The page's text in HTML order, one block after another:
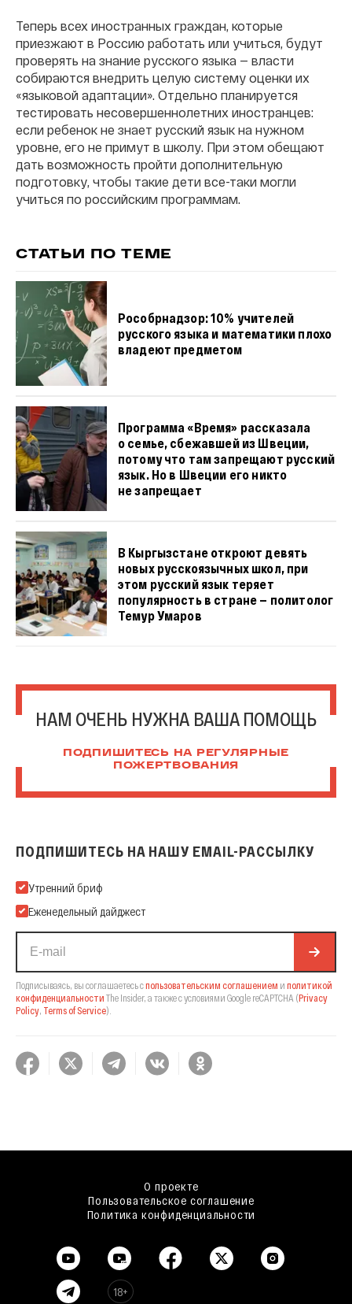
Теперь всех иностранных граждан, которые
приезжают в Россию работать или учиться, будут
проверять на знание русского языка — власти
собираются внедрить целую систему оценки их
«языковой адаптации». Отдельно планируется
тестировать несовершеннолетних иностранцев:
если ребенок не знает русский язык на нужном
уровне, его не примут в школу. При этом обещают
дать возможность пройти дополнительную
подготовку, чтобы такие дети все-таки могли
учиться по российским программам.
СТАТЬИ ПО ТЕМЕ
Рособрнадзор: 10% учителей
русского языка и математики плохо
владеют предметом
Программа «Время» рассказала
о семье, сбежавшей из Швеции,
потому что там запрещают русский
язык. Но в Швеции его никто
не запрещает
В Кыргызстане откроют девять
новых русскоязычных школ, при
этом русский язык теряет
популярность в стране — политолог
Темур Умаров
НАМ ОЧЕНЬ НУЖНА ВАША ПОМОЩЬ
ПОДПИШИТЕСЬ НА РЕГУЛЯРНЫЕ
ПОЖЕРТВОВАНИЯ
ПОДПИШИТЕСЬ НА НАШУ EMAIL-РАССЫЛКУ
Подпишитесь на нашу Email-рассылку
Утренний бриф
Еженедельный дайджест
Подписываясь, вы соглашаетесь спользовательским соглашением и политикой
конфиденциальности The Insider, а также с условиями Google reCAPTCHA (Privacy
Policy, Terms of Service).
О проекте
Пользовательское соглашение
Политика конфиденциальности
18+